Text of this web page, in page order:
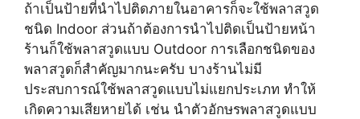
ถ้าเป็นป้ายที่นำไปติดภายในอาคารก็จะใช้พลาสวูด
ชนิด Indoor ส่วนถ้าต้องการนำไปติดเป็นป้ายหน้า
ร้านก็ใช้พลาสวูดแบบ Outdoor การเลือกชนิดของ
พลาสวูดก็สำคัญมากนะครับ บางร้านไม่มี
ประสบการณ์ใช้พลาสวูดแบบไม่แยกประเภท ทำให้
เกิดความเสียหายได้ เช่น นำตัวอักษรพลาสวูดแบบ